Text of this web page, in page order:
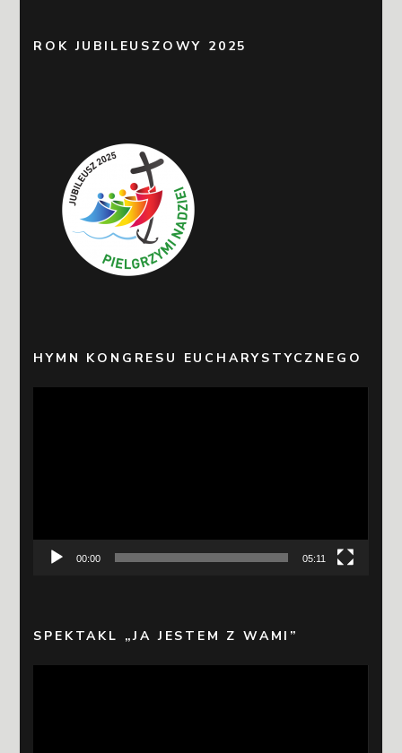
ROK JUBILEUSZOWY 2025
HYMN KONGRESU EUCHARYSTYCZNEGO
00:00 05:11
SPEKTAKL „JA JESTEM Z WAMI”